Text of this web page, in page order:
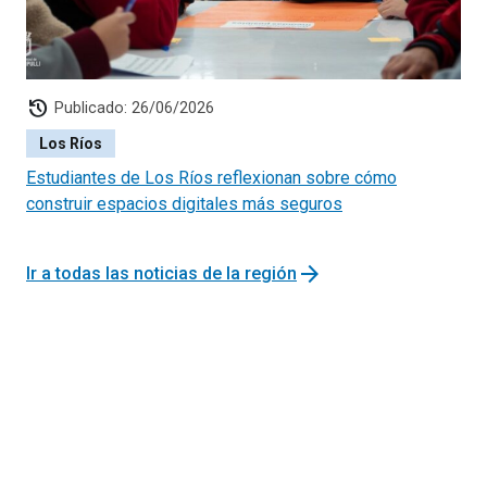
history Publicado: 26/06/2026
Los Ríos
Estudiantes de Los Ríos reflexionan sobre cómo
construir espacios digitales más seguros
Ir a todas las noticias de la región arrow_forward